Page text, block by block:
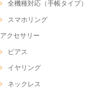
全機種対応（手帳タイプ）
スマホリング
アクセサリー
ピアス
イヤリング
ネックレス